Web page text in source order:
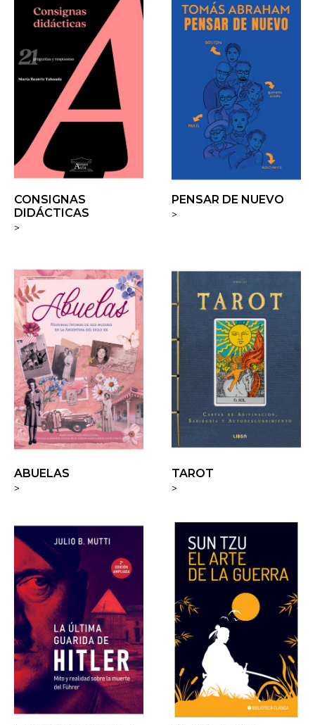
CONSIGNAS
DIDÁCTICAS
>
PENSAR DE NUEVO
>
ABUELAS
>
TAROT
>